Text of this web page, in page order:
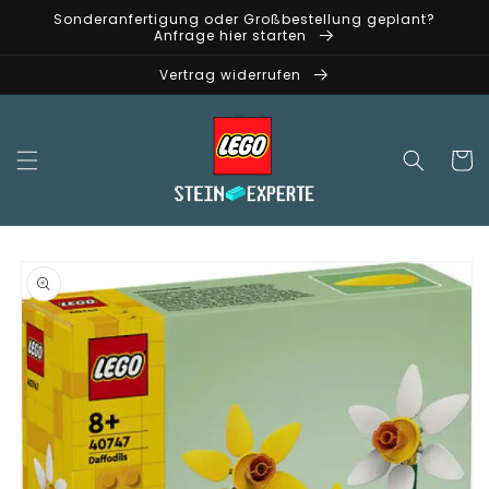
zumSonderanfertigung oder Großbestellung geplant?
Anfrage hier starten
Vertrag widerrufen